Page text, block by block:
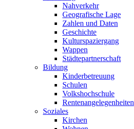
Nahverkehr
Geografische Lage
Zahlen und Daten
Geschichte
Kulturspaziergang
Wappen
Städtepartnerschaft
Bildung
Kinderbetreuung
Schulen
Volkshochschule
Rentenangelegenheiten
Soziales
Kirchen